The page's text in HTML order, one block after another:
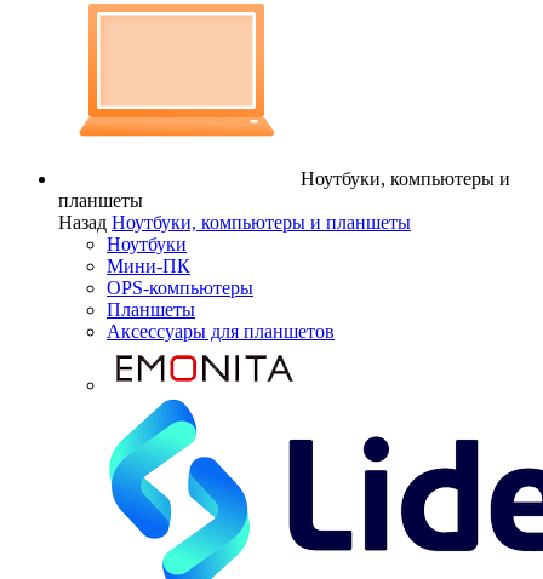
Ноутбуки, компьютеры и
планшеты
Назад Ноутбуки, компьютеры и планшеты
Ноутбуки
Мини-ПК
OPS-компьютеры
Планшеты
Аксессуары для планшетов